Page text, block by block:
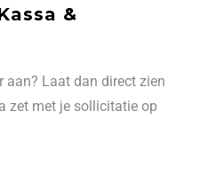
&
Laat dan direct zien
zet met je sollicitatie op